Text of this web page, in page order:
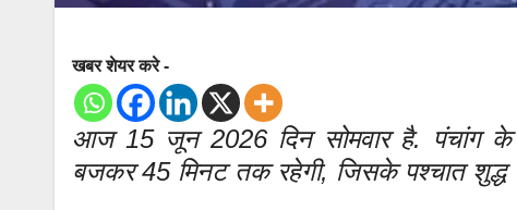
खबर शेयर करे -
आज 15 जून 2026 दिन सोमवार है. पंचांग के
बजकर 45 मिनट तक रहेगी, जिसके पश्चात शुद्ध